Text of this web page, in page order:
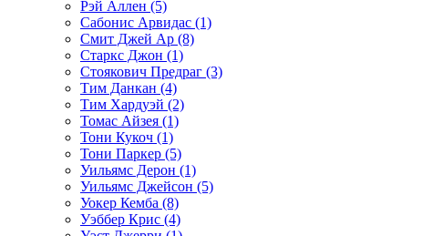
Рэй Аллен (5)
Сабонис Арвидас (1)
Смит Джей Ар (8)
Старкс Джон (1)
Стоякович Предраг (3)
Тим Данкан (4)
Тим Хардуэй (2)
Томас Айзея (1)
Тони Кукоч (1)
Тони Паркер (5)
Уильямс Дерон (1)
Уильямс Джейсон (5)
Уокер Кемба (8)
Уэббер Крис (4)